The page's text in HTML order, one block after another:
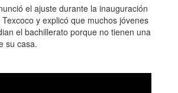
el ajuste durante la inauguración
y explicó que muchos jóvenes
el bachillerato porque no tienen una
su casa.